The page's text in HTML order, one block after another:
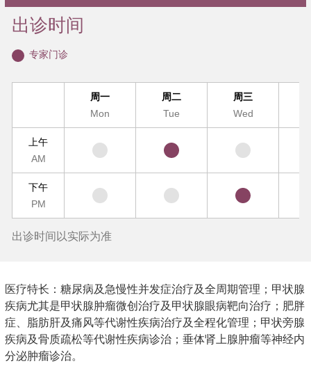
出诊时间
专家门诊
周一
Mon
周二
Tue
周三
Wed
上午
AM
下午
PM
出诊时间以实际为准
医疗特长：糖尿病及急慢性并发症治疗及全周期管理；甲状腺
疾病尤其是甲状腺肿瘤微创治疗及甲状腺眼病靶向治疗；肥胖
症、脂肪肝及痛风等代谢性疾病治疗及全程化管理；甲状旁腺
疾病及骨质疏松等代谢性疾病诊治；垂体肾上腺肿瘤等神经内
分泌肿瘤诊治。